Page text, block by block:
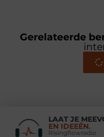
Gerelateerde
LAAT JE
EN IDEEËN.
Risingflowradio